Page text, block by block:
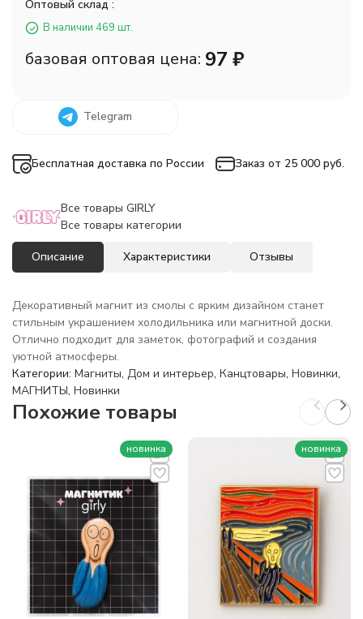
Оптовый склад :
В наличии 469 шт.
базовая оптовая цена: 97 ₽
Telegram
Бесплатная доставка по России Заказ от 25 000 руб.
Все товары GIRLY
Все товары категории
Описание Характеристики Отзывы
Декоративный магнит из смолы с ярким дизайном станет
стильным украшением холодильника или магнитной доски.
Отлично подходит для заметок, фотографий и создания
уютной атмосферы.
Категории: Магниты, Дом и интерьер, Канцтовары, Новинки,
МАГНИТЫ, Новинки
Похожие товары
новинка новинка